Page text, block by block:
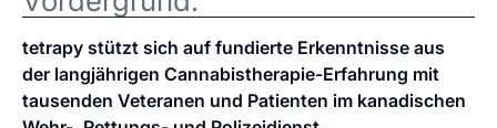
tetrapy stützt sich auf fundierte Erkenntnisse aus
der langjährigen Cannabistherapie-Erfahrung mit
tausenden Veteranen und Patienten im kanadischen